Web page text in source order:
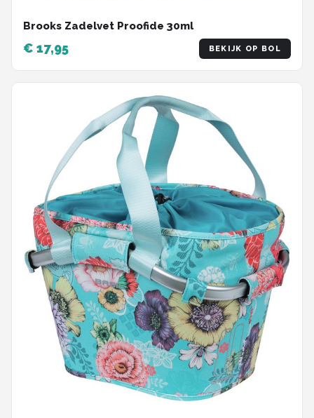
Brooks Zadelvet Proofide 30ml
€ 17,95 BEKIJK OP BOL